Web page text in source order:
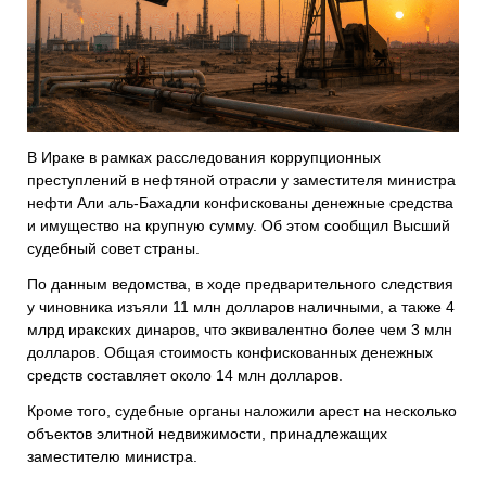
В Ираке в рамках расследования коррупционных
преступлений в нефтяной отрасли у заместителя министра
нефти Али аль-Бахадли конфискованы денежные средства
и имущество на крупную сумму. Об этом сообщил Высший
судебный совет страны.
По данным ведомства, в ходе предварительного следствия
у чиновника изъяли 11 млн долларов наличными, а также 4
млрд иракских динаров, что эквивалентно более чем 3 млн
долларов. Общая стоимость конфискованных денежных
средств составляет около 14 млн долларов.
Кроме того, судебные органы наложили арест на несколько
объектов элитной недвижимости, принадлежащих
заместителю министра.